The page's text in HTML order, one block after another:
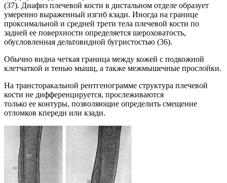
(37). Диафиз плечевой кости в дистальном отделе образует
умеренно выраженный изгиб кзади. Иногда на границе
проксимальной и средней трети тела плечевой кости по
задней ее поверхности определяется шероховатость,
обусловленная дельтовидной бугристостью (36).
Обычно видна четкая граница между кожей с подкожной
клетчаткой и тенью мышц, а также межмышечные прослойки.
На трансторакальной рентгенограмме структура плечевой
кости не дифференцируется, прослеживаются
только ее контуры, позволяющие определить смещение
отломков кпереди или кзади.